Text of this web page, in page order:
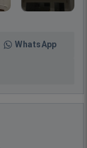
WhatsApp